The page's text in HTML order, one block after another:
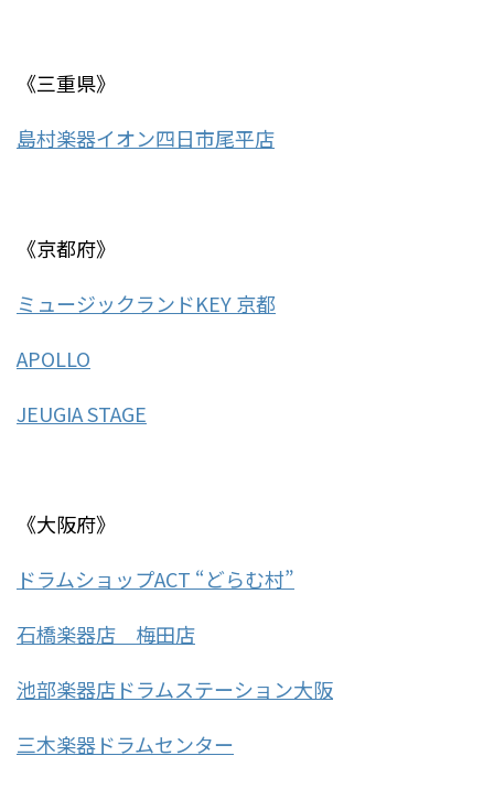
《三重県》
島村楽器イオン四日市尾平店
《京都府》
ミュージックランドKEY 京都
APOLLO
JEUGIA STAGE
《大阪府》
ドラムショップACT “どらむ村”
石橋楽器店 梅田店
池部楽器店ドラムステーション大阪
三木楽器ドラムセンター